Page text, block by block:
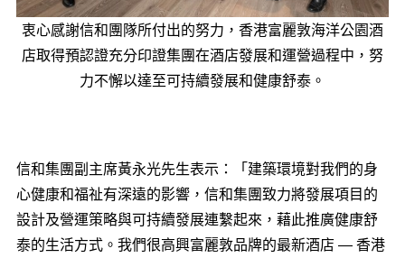
衷心感謝信和團隊所付出的努力，香港富麗敦海洋公園酒
店取得預認證充分印證集團在酒店發展和運營過程中，努
力不懈以達至可持續發展和健康舒泰。
信和集團副主席黃永光先生表示：「建築環境對我們的身
心健康和福祉有深遠的影響，信和集團致力將發展項目的
設計及營運策略與可持續發展連繫起來，藉此推廣健康舒
泰的生活方式。我們很高興富麗敦品牌的最新酒店 ― 香港